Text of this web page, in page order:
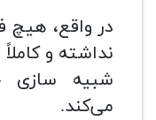
نداشته و
شبیه سازی
می‌کند.